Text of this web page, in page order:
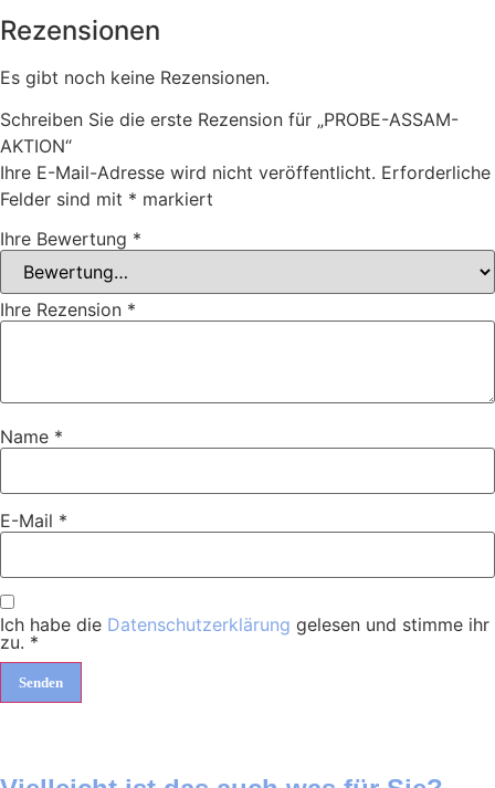
Rezensionen
Es gibt noch keine Rezensionen.
Schreiben Sie die erste Rezension für „PROBE-ASSAM-
AKTION“
Ihre E-Mail-Adresse wird nicht veröffentlicht. Erforderliche
Felder sind mit * markiert
Ihre Bewertung *
Ihre Rezension *
Name *
E-Mail *
Ich habe die Datenschutzerklärung gelesen und stimme ihr
zu. *